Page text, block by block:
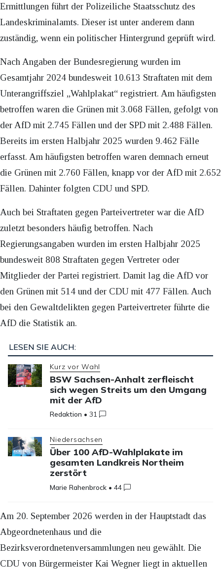
Ermittlungen führt der Polizeiliche Staatsschutz des
Landeskriminalamts. Dieser ist unter anderem dann
zuständig, wenn ein politischer Hintergrund geprüft wird.
Nach Angaben der Bundesregierung wurden im
Gesamtjahr 2024 bundesweit 10.613 Straftaten mit dem
Unterangriffsziel „Wahlplakat“ registriert. Am häufigsten
betroffen waren die Grünen mit 3.068 Fällen, gefolgt von
der AfD mit 2.745 Fällen und der SPD mit 2.488 Fällen.
Bereits im ersten Halbjahr 2025 wurden 9.462 Fälle
erfasst. Am häufigsten betroffen waren demnach erneut
die Grünen mit 2.760 Fällen, knapp vor der AfD mit 2.652
Fällen. Dahinter folgten CDU und SPD.
Auch bei Straftaten gegen Parteivertreter war die AfD
zuletzt besonders häufig betroffen. Nach
Regierungsangaben wurden im ersten Halbjahr 2025
bundesweit 808 Straftaten gegen Vertreter oder
Mitglieder der Partei registriert. Damit lag die AfD vor
den Grünen mit 514 und der CDU mit 477 Fällen. Auch
bei den Gewaltdelikten gegen Parteivertreter führte die
AfD die Statistik an.
LESEN SIE AUCH:
Kurz vor Wahl
BSW Sachsen-Anhalt zerfleischt
sich wegen Streits um den Umgang
mit der AfD
Redaktion •31
Niedersachsen
Über 100 AfD-Wahlplakate im
gesamten Landkreis Northeim
zerstört
Marie Rahenbrock •44
Am 20. September 2026 werden in der Hauptstadt das
Abgeordnetenhaus und die
Bezirksverordnetenversammlungen neu gewählt. Die
CDU von Bürgermeister Kai Wegner liegt in aktuellen